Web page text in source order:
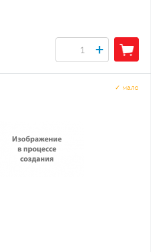
+
мало